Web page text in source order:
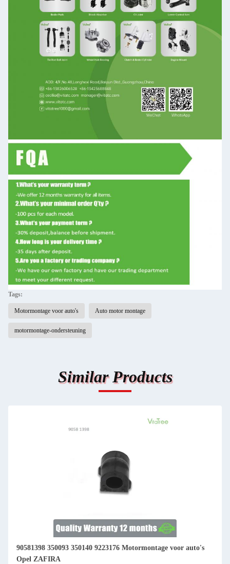
Tags:
Motormontage voor auto's Auto motor montage
motormontage-ondersteuning
Similar Products
90581398 350093 350140 9223176 Motormontage voor auto's
Opel ZAFIRA